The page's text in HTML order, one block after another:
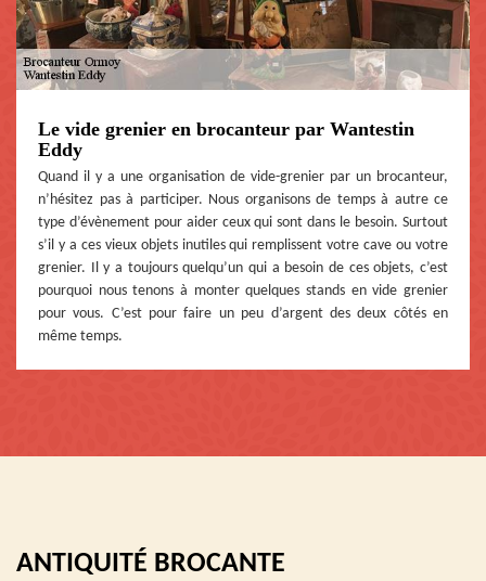
Le vide grenier en brocanteur par Wantestin
Eddy
Quand il y a une organisation de vide-grenier par un brocanteur,
n’hésitez pas à participer. Nous organisons de temps à autre ce
type d’évènement pour aider ceux qui sont dans le besoin. Surtout
s’il y a ces vieux objets inutiles qui remplissent votre cave ou votre
grenier. Il y a toujours quelqu’un qui a besoin de ces objets, c’est
pourquoi nous tenons à monter quelques stands en vide grenier
pour vous. C’est pour faire un peu d’argent des deux côtés en
même temps.
ANTIQUITÉ BROCANTE